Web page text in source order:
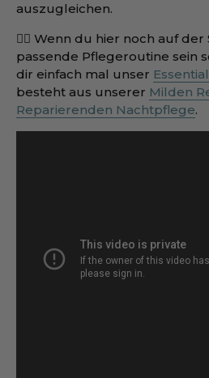
auszugleichen.
👉🏻 Wenn du hier noch auf
passende Pflegeroutine sein
dir einfach mal unser
besteht aus unserer Milden
Reparierenden Nachtpflege.